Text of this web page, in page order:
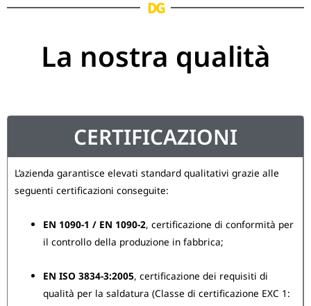
DG
La nostra qualità
CERTIFICAZIONI
L’azienda garantisce elevati standard qualitativi grazie alle
seguenti certificazioni conseguite:
EN 1090-1 / EN 1090-2, certificazione di conformità per
il controllo della produzione in fabbrica;
EN ISO 3834-3:2005, certificazione dei requisiti di
qualità per la saldatura (Classe di certificazione EXC 1: